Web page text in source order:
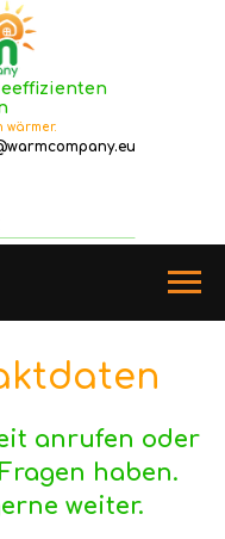
wärmer.
anrufen oder
haben.
weiter.